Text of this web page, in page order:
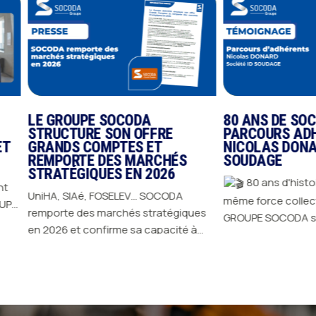
LE GROUPE SOCODA
STRUCTURE SON OFFRE
GRANDS COMPTES ET
REMPORTE DES MARCHÉS
STRATÉGIQUES EN 2026
UniHA, SIAé, FOSELEV… SOCODA
remporte des marchés stratégiques
en 2026 et confirme sa capacité à
80 ANS DE
PARCOURS
NICOLAS
SOUDAGE
80 ans
même force collective. Depuis
GROUPE SOCODA
riches, portés par